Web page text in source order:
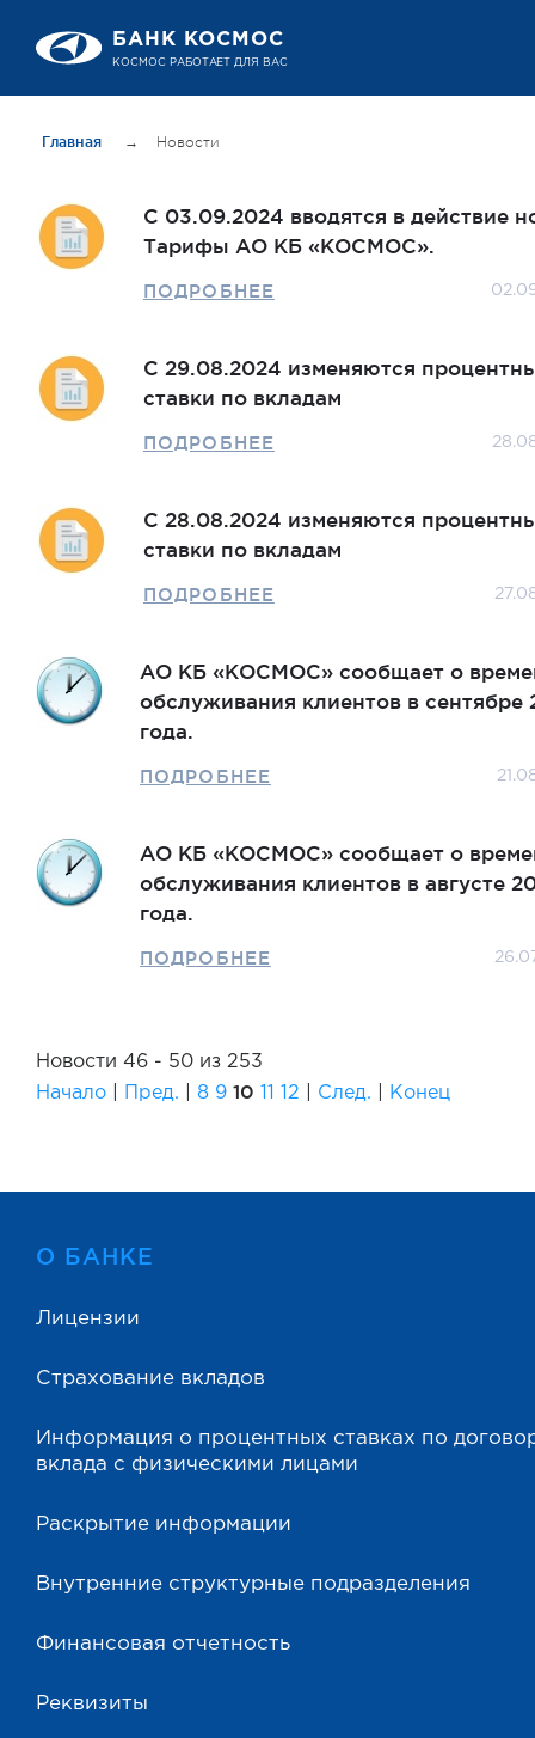
БАНК КОСМОС
Главная → Новости
С 03.09.2024 вводятся в действие
Тарифы АО КБ «КОСМОС».
ПОДРОБНЕЕ
С 29.08.2024 изменяются
ставки по вкладам
ПОДРОБНЕЕ
С 28.08.2024 изменяются
ставки по вкладам
ПОДРОБНЕЕ
АО КБ «КОСМОС» сообщает о
обслуживания клиентов в сентябре
года.
ПОДРОБНЕЕ
АО КБ «КОСМОС» сообщает о
обслуживания клиентов в августе
года.
ПОДРОБНЕЕ
Новости 46 - 50 из 253
Начало
Пред. 8 9 10 12 След. Конец
О БАНКЕ
Лицензии
Страхование вкладов
Информация о процентных ставках по
вклада с физическими лицами
Раскрытие информации
Внутренние структурные подразделения
Финансовая отчетность
Реквизиты